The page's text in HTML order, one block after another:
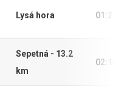
Lysá hora
Sepetná - 13.2
km